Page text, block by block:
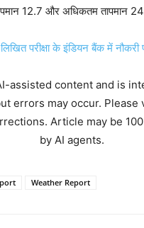
12.7 और अधिकतम तापमान
परीक्षा के इंडियन बैंक में नौकरी
assisted content and is
errors may occur.
Article may be
by AI agents.
Weather Report